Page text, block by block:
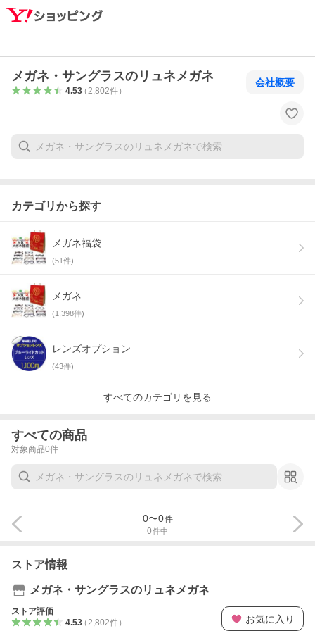
メガネ・サングラスのリュネメガネ
4.53（ 2,802件）
会社概要
カテゴリから探す
メガネ福袋
(51件)
メガネ
(1,398件)
レンズオプション
(43件)
すべてのカテゴリを見る
すべての商品
対象商品0件
0件中
0〜0件
ストア情報
メガネ・サングラスのリュネメガネ
ストア評価
4.53（ 2,802件） お気に入り